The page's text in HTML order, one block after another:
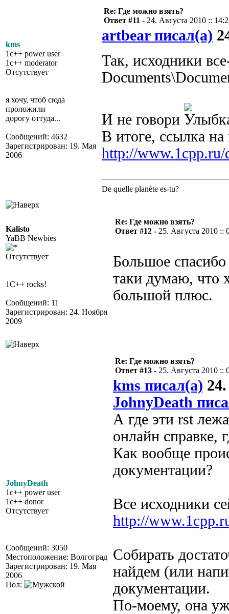
kms
1c++ power user
1c++ moderator
Отсутствует
я хочу, чтоб сюда
проложили
дорогу оттуда...
Сообщений: 4632
Зарегистрирован: 19. Мая
2006
Re: Где можно взять?
Ответ #11 - 24. Августа 2010 ::
artbear писал(а)
Так, исходники
И не говори
В итоге, ссылка
http://www.1cpp.ru/
De quelle planète es-tu?
Kalisto
YaBB Newbies
Отсутствует
1C++ rocks!
Сообщений: 11
Зарегистрирован: 24. Ноября
2009
Re: Где можно взять?
Ответ #12 - 25. Августа 2010 ::
Большое спасибо
таки думаю, что
большой плюс.
JohnyDeath
1c++ power user
1c++ donor
Отсутствует
Сообщений: 3050
Местоположение: Волгоград
Зарегистрирован: 19. Мая
2006
Пол:
Re: Где можно взять?
Ответ #13 - 25. Августа 2010 ::
kms писал(а)
JohnyDeath
А где эти rst
онлайн справке,
Как вообще
документации?
Все исходники
http://
Собирать
найдем (или
документации.
По-моему, она